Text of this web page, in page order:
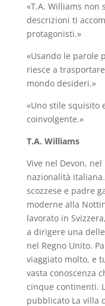
«T.A. Williams non
descrizioni ti
protagonisti.»
«Usando le parole
riesce a
mondo desideri.»
«Uno stile squisito
coinvolgente.»
T.A. Williams
Vive nel Devon,
nazionalità
scozzese e padre
moderne alla
lavorato in
a dirigere una
nel Regno Unito.
viaggiato molto, e
vasta conoscenza
cinque continenti.
pubblicato La villa